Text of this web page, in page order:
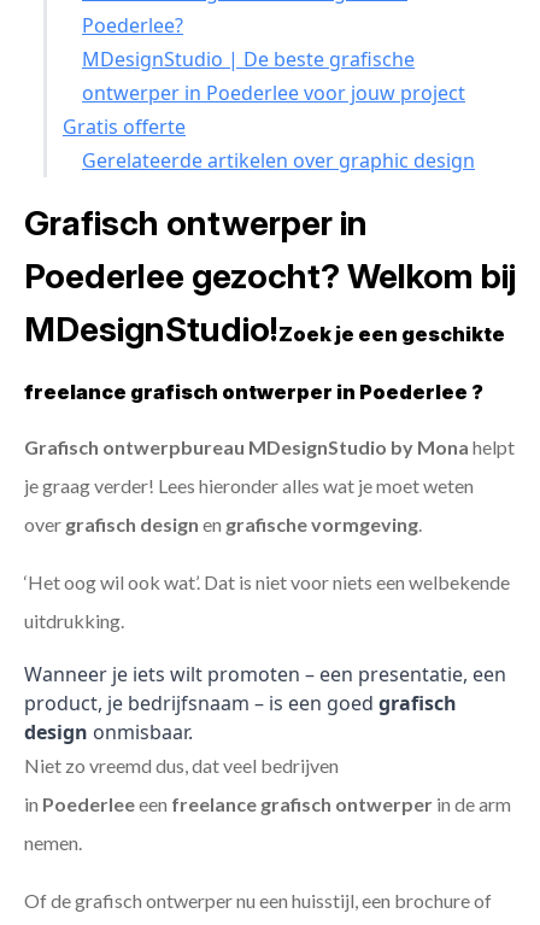
Poederlee?
MDesignStudio | De beste grafische
ontwerper in Poederlee voor jouw project
Gratis offerte
Gerelateerde artikelen over graphic design
Grafisch ontwerper in
Poederlee gezocht? Welkom bij
MDesignStudio!Zoek je een geschikte
freelance grafisch ontwerper in Poederlee ?
Grafisch ontwerpbureau MDesignStudio by Mona helpt
je graag verder! Lees hieronder alles wat je moet weten
over grafisch design en grafische vormgeving
‘Het oog wil ook wat’. Dat is niet voor niets een welbekende
uitdrukking.
Wanneer je iets wilt promoten – een presentatie, een
product, je bedrijfsnaam – is een goed grafisch
design onmisbaar.
Niet zo vreemd dus, dat veel bedrijven
in Poederleeeen freelance grafisch ontwerper in de arm
nemen.
Of de grafisch ontwerper nu een huisstijl, een brochure of